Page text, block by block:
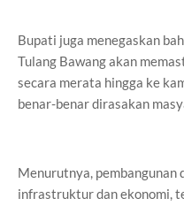
Bupati juga menegaskan
Tulang Bawang akan
secara merata hingga ke
benar-benar dirasakan
Menurutnya, pembangunan
infrastruktur dan ekonomi,